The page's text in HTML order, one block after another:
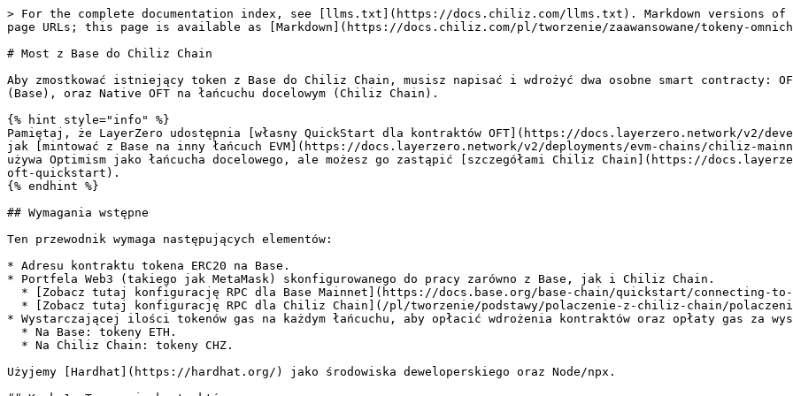
> For the complete documentation index, see [llms.txt](https://docs.chiliz.com/llms.txt). Markdown versions of documentation pages are available by appending `.md` to page URLs; this page is available as [Markdown](https://docs.chiliz.com/pl/tworzenie/zaawansowane/tokeny-omnichain/mostek-base-chiliz-chain.md).

# Most z Base do Chiliz Chain

Aby zmostkować istniejący token z Base do Chiliz Chain, musisz napisać i wdrożyć dwa osobne smart contracty: OFT Adapter na łańcuchu, na którym token już istnieje (Base), oraz Native OFT na łańcuchu docelowym (Chiliz Chain).

{% hint style="info" %}
Pamiętaj, że LayerZero udostępnia [własny QuickStart dla kontraktów OFT](https://docs.layerzero.network/v2/developers/evm/oft/quickstart), a także tutorial uczący, jak [mintować z Base na inny łańcuch EVM](https://docs.layerzero.network/v2/deployments/evm-chains/chiliz-mainnet-oft-quickstart), taki jak Chiliz Chain. Ten tutorial używa Optimism jako łańcucha docelowego, ale możesz go zastąpić [szczegółami Chiliz Chain](https://docs.layerzero.network/v2/deployments/evm-chains/chiliz-mainnet-oft-quickstart).
{% endhint %}

## Wymagania wstępne

Ten przewodnik wymaga następujących elementów:

* Adresu kontraktu tokena ERC20 na Base.
* Portfela Web3 (takiego jak MetaMask) skonfigurowanego do pracy zarówno z Base, jak i Chiliz Chain.
  * [Zobacz tutaj konfigurację RPC dla Base Mainnet](https://docs.base.org/base-chain/quickstart/connecting-to-base).
  * [Zobacz tutaj konfigurację RPC dla Chiliz Chain](/pl/tworzenie/podstawy/polaczenie-z-chiliz-chain/polaczenie-przez-rpc.md).
* Wystarczającej ilości tokenów gas na każdym łańcuchu, aby opłacić wdrożenia kontraktów oraz opłaty gas za wysyłanie wiadomości.
  * Na Base: tokeny ETH.
  * Na Chiliz Chain: tokeny CHZ.

Użyjemy [Hardhat](https://hardhat.org/) jako środowiska deweloperskiego oraz Node/npx.

## Krok 1: Tworzenie kontraktów

### Przygotowanie `OFTAdapter` na Base

{% hint style="warning" %}
To jest krok przygotowawczy, nie wdrażaj od razu!\
Wdrożenie nastąpi w Kroku 3.
{% endhint %}

Kontrakt `OFTAdapter` działa jako sejf (lockbox) dla twojego istniejącego tokena. Gdy użytkownicy mostkują swoje tokeny z Base, ten kontrakt blokuje oryginalne tokeny ERC20.

Stwórz nowy plik o nazwie `BaseTokenAdapter.sol` w folderze contracts:

```solidity
// SPDX-License-Identifier: MIT
pragma solidity ^0.8.30;

import { OFTAdapter } from "@layerzerolabs/lz-evm-oapp-v2/contracts/oft/OFTAdapter.sol";
import { Ownable } from "@openzeppelin/contracts/access/Ownable.sol";

contract BaseTokenAdapter is OFTAdapter {
    constructor(
        address _token,      // The address of your EXISTING token on Base
        address _lzEndpoint, // The LayerZero V2 Endpoint address on Base
        address _delegate    // The address capable of making configuration changes (usually your wallet)
    ) OFTAdapter(_token, _lzEndpoint, _delegate) Ownable(_delegate) {}
}
```

{% hint style="info" %}
Jak widać, ten kontrakt rozszerza [kontrakt OFT Adapter od LayerZero](https://github.com/LayerZero-Labs/LayerZero-v2/blob/main/packages/layerzero-v2/evm/oapp/contracts/oft/OFTAdapter.sol), a także standardowy kontrakt `Ownable.sol`, który nadaje klucze administracyjne. Potrzebujesz obu, aby ty, i tylko ty, mógł bezpiecznie połączyć łańcuchy ze sobą.
{% endhint %}

Wdrażając ten kontrakt na Base Mainnet, musisz przekazać adres kontraktu swojego istniejącego tokena jako `_token` oraz adres Base Endpoint V2 (`0x1a44076050125825900e736c501f859c50fE728c`) jako `_lzEndpoint`.

Zobacz wszystkie dostępne endpointy dla Chiliz Chain tutaj:

{% embed url="<https://docs.layerzero.network/v2/deployments/chains/base>" %}

### Przygotowanie `OFT` na Chiliz Chain

Ponieważ token nie istnieje jeszcze natywnie na Chiliz Chain, musisz wdrożyć standardowy kontrakt OFT. Ten kontrakt ma uprawnienia do mintowania nowych tokenów, gdy otrzyma prawidłową wiadomość od OFT Adaptera wdrożonego na Base, oraz do ich palenia, gdy użytkownicy mostkują z powrotem.

Stwórz nowy plik o nazwie `ChilizTokenOFT.sol` w folderze contracts:

```solidity
// SPDX-License-Identifier: MIT
pragma solidity ^0.8.30;

import { OFT } from "@layerzerolabs/lz-evm-oapp-v2/contracts/oft/OFT.sol";
import { Ownable } from "@openzeppelin/contracts/access/Ownable.sol";

contract ChilizTokenOFT is OFT {
    constructor(
        string memory _name,   // The name of the token (Should match your Base token)
        string memory _symbol, // The symbol of the token (Should match your Base token)
        address _lzEndpoint,   // The LayerZero V2 Endpoint address on Chiliz Chain
        address _delegate      // The address capable of making configuration changes
    ) OFT(_name, _symbol, _lzEndpoint, _delegate) Ownable(_delegate) {}
}
```

{% hint style="info" %}
Jak widać, ten kontrakt rozszerza [kontrakt OFT od LayerZero](https://github.com/LayerZero-Labs/LayerZero-v2/blob/main/packages/layerzero-v2/evm/oapp/contracts/oft/OFT.sol), a także standardowy kontrakt `Ownable.sol`, z tych samych powodów, które wymieniono powyżej.
{% endhint %}

Wdrażając ten kontrakt na Chiliz Chain, upewnij się, że `_name` i `_symbol` pasują do twojego oryginalnego tokena na Base, aby nie wprowadzać użytkowników w błąd. Przekaż adres Chiliz Chain Endpoint V2 (`0x6F475642a6e85809B1c36Fa62763669b1b48DD5B`) jako `_lzEndpoint`.

Zobacz wszystkie dostępne endpointy dla Chiliz Chain tutaj:

{% embed url="<https://docs.layerzero.network/v2/deployments/chains/chiliz>" %}

## Krok 2: Konfiguracja LayerZero

Gdy twoje kontrakty są gotowe, musisz poinformować narzędzia LayerZero, jak się ze sobą łączą. Robi się to za pomocą pliku `layerzero.config.ts` znajdującego się w katalogu głównym twojego projektu Hardhat.

Ten plik konfiguracyjny działa jak plan architektury cross-chain. Mapuje twoje wdrożone smart contracty na ich odpowiednie LayerZero Endpoint ID (EID) i definiuje ścieżki (połączenia) między nimi.

[Simple Config Generator](https://docs.layerzero.network/v2/tools/simple-config) jest zalecanym sposobem generowania konfiguracji okablowania (wiring), ponieważ automatyzuje dwukierunkowe okablowanie i stosuje pod maską zalecane konfiguracje bezpieczeństwa.

Stwórz lub zaktualizuj plik `layerzero.config.ts` w katalogu głównym twojego projektu Hardhat:

```typescript
import { ExecutorOptionType } from '@layerzerolabs/lz-v2-utilities';
import { OAppEnforcedOption, OmniPointHardhat } from '@layerzerolabs/toolbox-hardhat';
import { EndpointId } from '@layerzerolabs/lz-definitions';
import {